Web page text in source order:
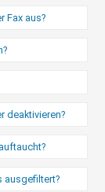
Fax aus?
deaktivieren?
ausgefiltert?